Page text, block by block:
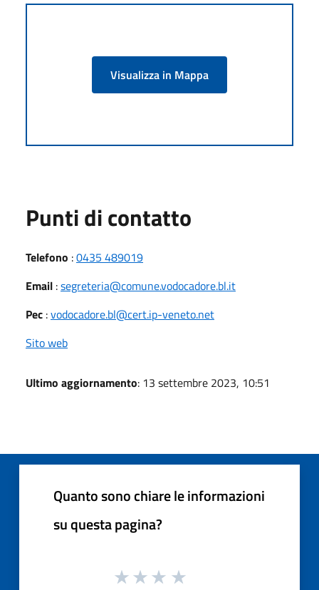
Visualizza in Mappa
Punti di contatto
Telefono :0435 489019
Email :segreteria@comune.vodocadore.bl.it
Pec :vodocadore.bl@cert.ip-veneto.net
Sito web
Ultimo aggiornamento: 13 settembre 2023, 10:51
Quanto sono chiare le informazioni
su questa pagina?